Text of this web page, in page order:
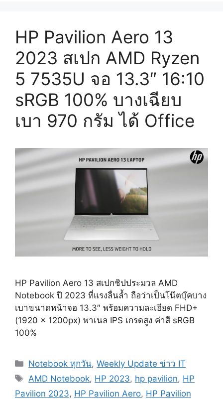
HP Pavilion Aero 13
2023 สเปก AMD Ryzen
5 7535U จอ 13.3″ 16:10
sRGB 100% บางเฉียบ
เบา 970 กรัม ได้ Office
HP Pavilion Aero 13 สเปกชิปประมวล AMD
Notebook ปี 2023 ที่แรงลื่นล้ำ ถือว่าเป็นโน๊ตบุ๊คบาง
เบาขนาดหน้าจอ 13.3″ พร้อมความละเอียด FHD+
(1920 x 1200px) พาเนล IPS เกรดสูง ค่าสี sRGB
100%
Categories
Notebook ทุกวัน,Weekly Update ข่าว IT
Tags
AMD Notebook, HP 2023, hp pavilion, HP
Pavilion 2023, HP Pavilion Aero, HP Pavilion